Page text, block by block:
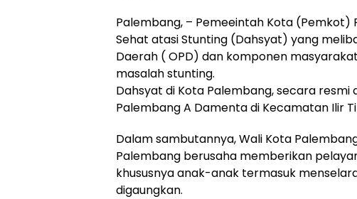
Palembang, – Pemeeintah Kota
Sehat atasi Stunting (Dahsyat) yang
Daerah ( OPD) dan komponen
masalah stunting.
Dahsyat di Kota Palembang, secara resmi
Palembang A Damenta di Kecamatan Ilir
Dalam sambutannya, Wali Kota
Palembang berusaha memberikan
khususnya anak-anak termasuk
digaungkan.